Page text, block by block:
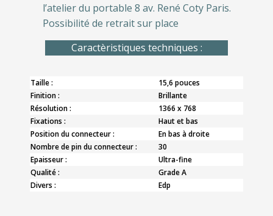
l’atelier du portable 8 av. René Coty Paris.
Possibilité de retrait sur place
Caractèristiques techniques :
Taille :
15,6 pouces
Finition :
Brillante
Résolution :
1366 x 768
Fixations :
Haut et bas
Position du connecteur :
En bas à droite
Nombre de pin du connecteur :
30
Epaisseur :
Ultra-fine
Qualité :
Grade A
Divers :
Edp